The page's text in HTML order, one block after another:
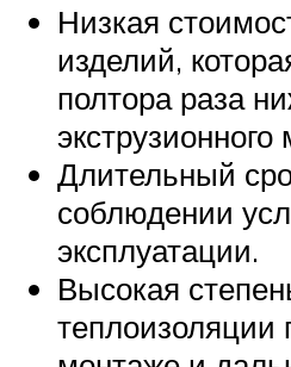
Низкая
изделий,
полтора раза
Длительный
соблюдении
эксплуатации.
Высокая
теплоизоляции